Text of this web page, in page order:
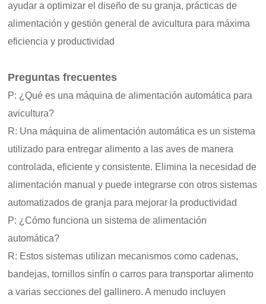
ayudar a optimizar el diseño de su granja, prácticas de
alimentación y gestión general de avicultura para máxima
eficiencia y productividad
Preguntas frecuentes
P: ¿Qué es una máquina de alimentación automática para
avicultura?
R: Una máquina de alimentación automática es un sistema
utilizado para entregar alimento a las aves de manera
controlada, eficiente y consistente. Elimina la necesidad de
alimentación manual y puede integrarse con otros sistemas
automatizados de granja para mejorar la productividad
P: ¿Cómo funciona un sistema de alimentación
automática?
R: Estos sistemas utilizan mecanismos como cadenas,
bandejas, tornillos sinfín o carros para transportar alimento
a varias secciones del gallinero. A menudo incluyen